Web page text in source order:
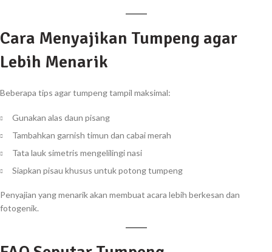
Cara Menyajikan Tumpeng agar
Lebih Menarik
Beberapa tips agar tumpeng tampil maksimal:
Gunakan alas daun pisang
Tambahkan garnish timun dan cabai merah
Tata lauk simetris mengelilingi nasi
Siapkan pisau khusus untuk potong tumpeng
Penyajian yang menarik akan membuat acara lebih berkesan dan
fotogenik.